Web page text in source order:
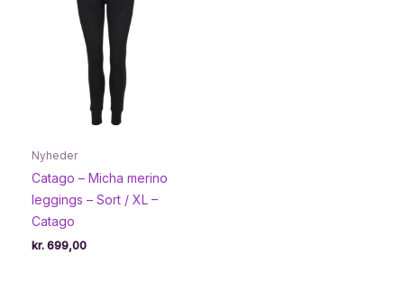
Nyheder
Catago – Micha merino
leggings – Sort / XL –
Catago
kr. 699,00